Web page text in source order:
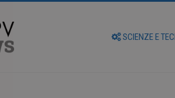
SCIENZE E